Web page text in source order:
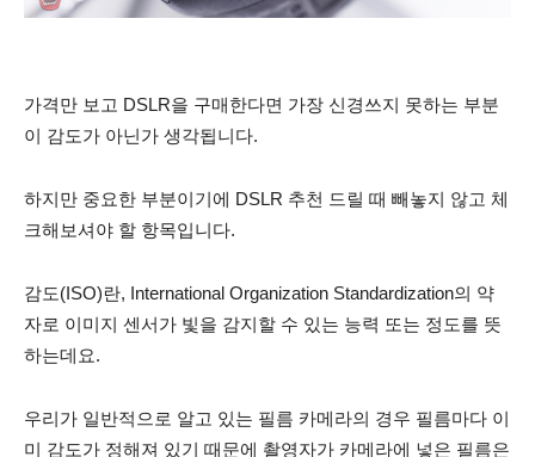
가격만 보고 DSLR을 구매한다면 가장 신경쓰지 못하는 부분
이 감도가 아닌가 생각됩니다.
하지만 중요한 부분이기에 DSLR 추천 드릴 때 빼놓지 않고 체
크해보셔야 할 항목입니다.
감도(ISO)란, International Organization Standardization의 약
자로 이미지 센서가 빛을 감지할 수 있는 능력 또는 정도를 뜻
하는데요.
우리가 일반적으로 알고 있는 필름 카메라의 경우 필름마다 이
미 감도가 정해져 있기 때문에 촬영자가 카메라에 넣은 필름은